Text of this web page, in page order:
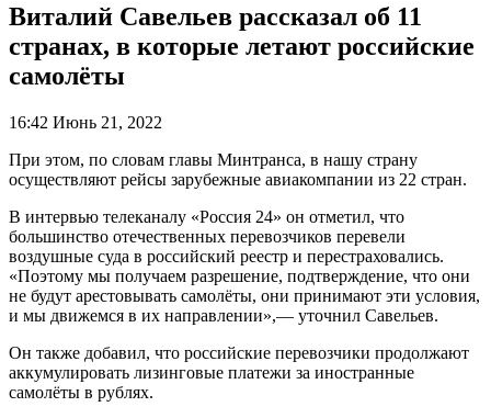
Виталий Савельев рассказал об 11
странах, в которые летают российские
самолёты
16:42 Июнь 21, 2022
При этом, по словам главы Минтранса, в нашу страну
осуществляют рейсы зарубежные авиакомпании из 22 стран.
В интервью телеканалу «Россия 24» он отметил, что
большинство отечественных перевозчиков перевели
воздушные суда в российский реестр и перестраховались.
«Поэтому мы получаем разрешение, подтверждение, что они
не будут арестовывать самолёты, они принимают эти условия,
и мы движемся в их направлении»,— уточнил Савельев.
Он также добавил, что российские перевозчики продолжают
аккумулировать лизинговые платежи за иностранные
самолёты в рублях.